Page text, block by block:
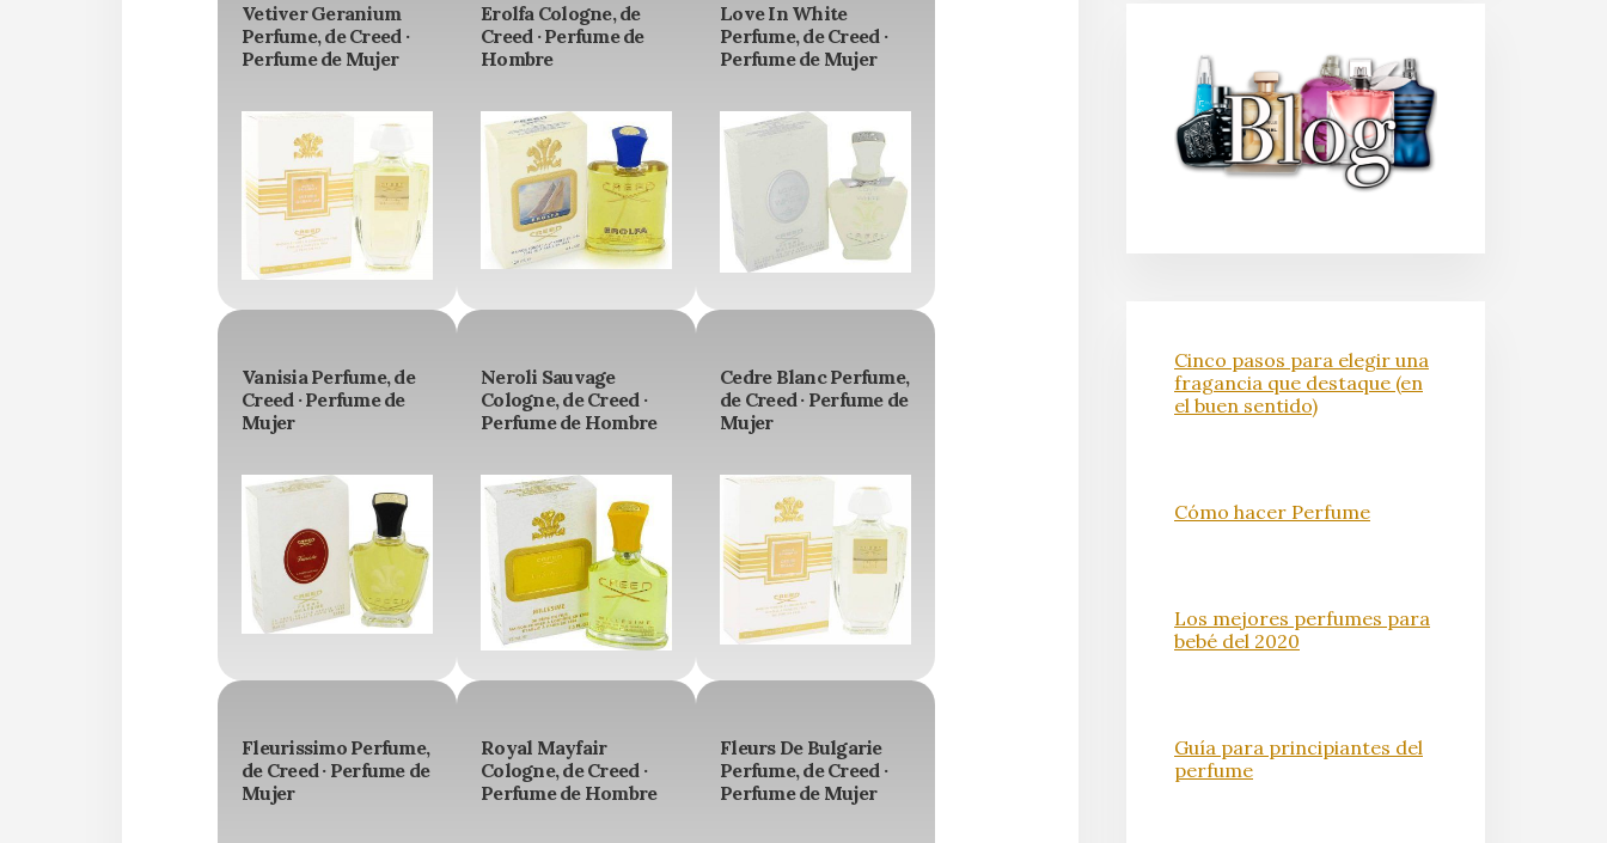
Vetiver Geranium
Perfume, de Creed ·
Perfume de Mujer
Erolfa Cologne, de
Creed · Perfume de
Hombre
Love In White
Perfume, de Creed ·
Perfume de Mujer
Vanisia Perfume, de
Creed · Perfume de
Mujer
Neroli Sauvage
Cologne, de Creed ·
Perfume de Hombre
Cedre Blanc Perfume,
de Creed · Perfume de
Mujer
Fleurissimo Perfume,
de Creed · Perfume de
Mujer
Royal Mayfair
Cologne, de Creed ·
Perfume de Hombre
Fleurs De Bulgarie
Perfume, de Creed ·
Perfume de Mujer
Cinco pasos para elegir una
fragancia que destaque (en
el buen sentido)
Cómo hacer Perfume
Los mejores perfumes para
bebé del 2020
Guía para principiantes del
perfume